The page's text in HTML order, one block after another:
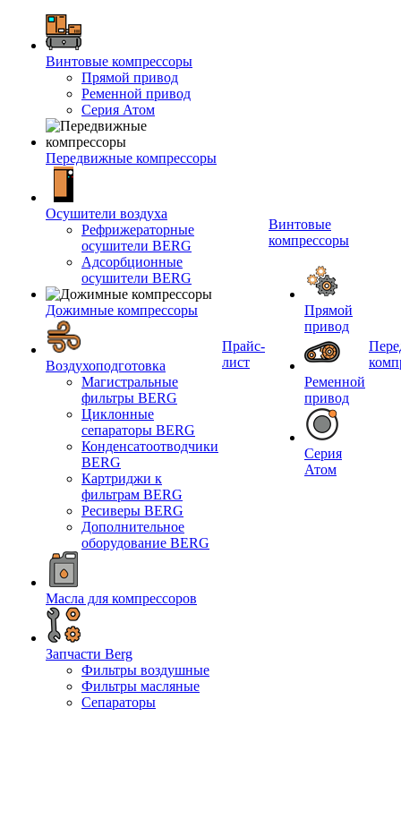
Винтовые компрессоры
Прямой привод
Ременной привод
Серия Атом
Передвижные компрессоры
Осушители воздуха
Рефрижераторные
осушители BERG
Адсорбционные
осушители BERG
Дожимные компрессоры
Воздухоподготовка
Магистральные
фильтры BERG
Циклонные
сепараторы BERG
Конденсатоотводчики
BERG
Картриджи к
фильтрам BERG
Ресиверы BERG
Дополнительное
оборудование BERG
Масла для компрессоров
Запчасти Berg
Фильтры воздушные
Фильтры масляные
Сепараторы
Прайс-
лист
Винтовые
компрессоры
Прямой
привод
Ременной
привод
Серия
Атом